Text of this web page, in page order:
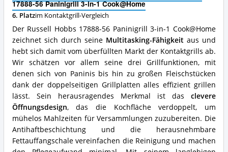
17888-56 Paninigrill 3-in-1 Cook@Home
6. Platzim Kontaktgrill-Vergleich
Der Russell Hobbs 17888-56 Paninigrill 3-in-1 Cook@Home
zeichnet sich durch seine Multitasking-Fähigkeitaus und
hebt sich damit vom überfüllten Markt der Kontaktgrills ab.
Wir schätzen vor allem seine drei Grillfunktionen, mit
denen sich von Paninis bis hin zu großen Fleischstücken
dank der doppelseitigen Grillplatten alles effizient grillen
lässt. Sein herausragendes Merkmal ist das clevere
Öffnungsdesign, das die Kochfläche verdoppelt, um
mühelos Mahlzeiten für Versammlungen zuzubereiten. Die
Antihaftbeschichtung und die herausnehmbare
Fettauffangschale vereinfachen die Reinigung und machen
3-
in-
1
Cook@Home
Vorteile:
Was
spricht
für
diesen
Kontaktgrill?